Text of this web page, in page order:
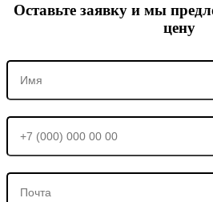
Оставьте заявку и мы
цену